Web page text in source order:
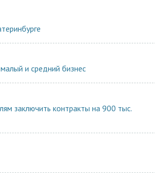
и средний бизнес
заключить контракты на 900 тыс.